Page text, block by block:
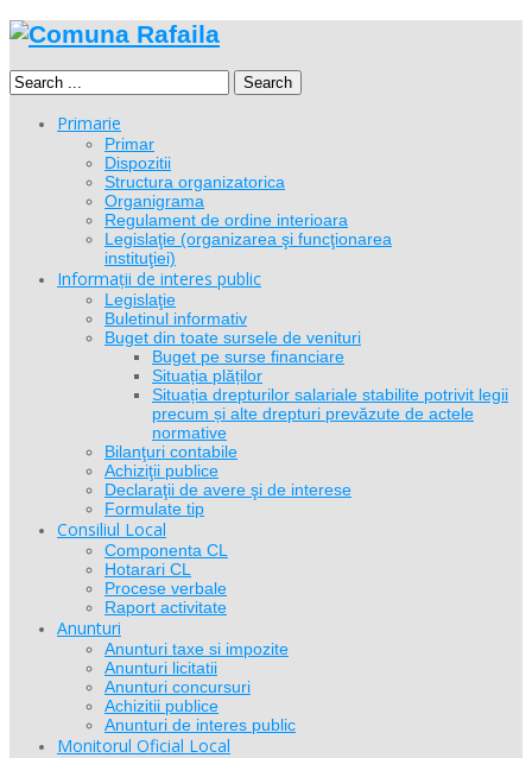
Search
Primarie
Primar
Dispozitii
Structura organizatorica
Organigrama
Regulament de ordine interioara
Legislaţie (organizarea şi funcţionarea
instituţiei)
Informații de interes public
Legislaţie
Buletinul informativ
Buget din toate sursele de venituri
Buget pe surse financiare
Situația plăților
Situația drepturilor salariale stabilite potrivit legii
precum și alte drepturi prevăzute de actele
normative
Bilanţuri contabile
Achiziţii publice
Declaraţii de avere şi de interese
Formulate tip
Consiliul Local
Componenta CL
Hotarari CL
Procese verbale
Raport activitate
Anunturi
Anunturi taxe si impozite
Anunturi licitatii
Anunturi concursuri
Achizitii publice
Anunturi de interes public
Monitorul Oficial Local